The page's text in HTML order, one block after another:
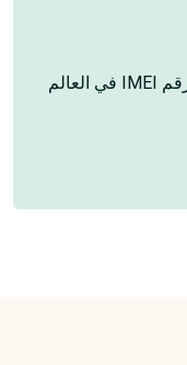
الوصول إلى أفضل خدمات البحث عن رقم IMEI في العالم